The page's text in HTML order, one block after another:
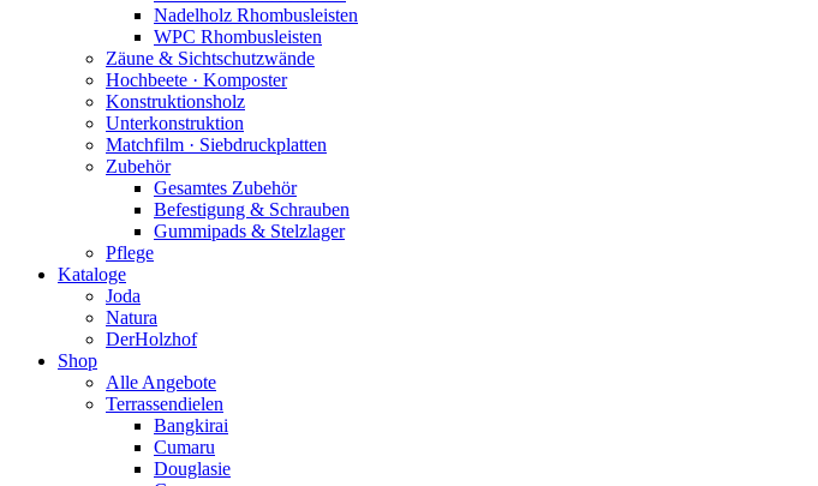
Nadelholz Rhombusleisten
WPC Rhombusleisten
Zäune & Sichtschutzwände
Hochbeete · Komposter
Konstruktionsholz
Unterkonstruktion
Matchfilm · Siebdruckplatten
Zubehör
Gesamtes Zubehör
Befestigung & Schrauben
Gummipads & Stelzlager
Pflege
Kataloge
Joda
Natura
DerHolzhof
Shop
Alle Angebote
Terrassendielen
Bangkirai
Cumaru
Douglasie